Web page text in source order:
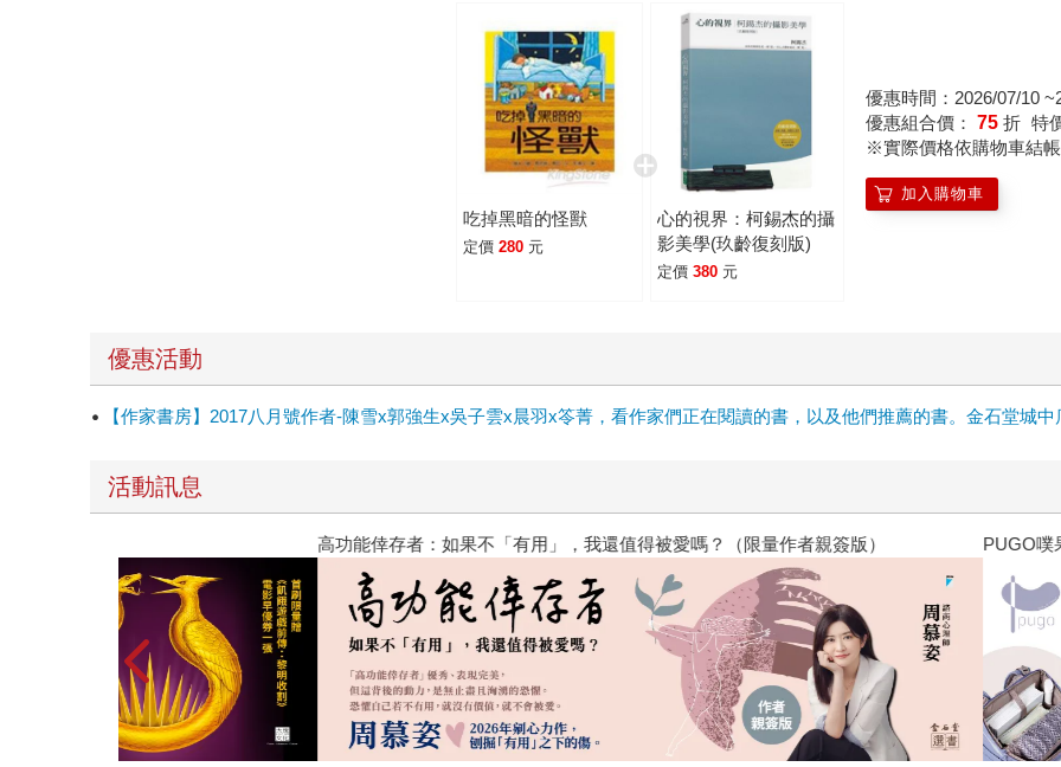
吃掉黑暗的怪獸
定價 280 元
心的視界：柯錫杰的攝
影美學(玖齡復刻版)
定價 380 元
優惠時間：2026/07/10
優惠組合價： 75 折 特
※實際價格依購物車結
加入購物車
優惠活動
【作家書房】2017八月號作者-陳雪x郭強生x吳子雲x晨羽x笭菁，看作家們正在閱讀的書，以及他們推薦的書。金石堂城
活動訊息
高功能倖存者：如果不「有用」，我還值得被愛嗎？（限量作者親簽版） PUGO噗果聰明書包開學季預購